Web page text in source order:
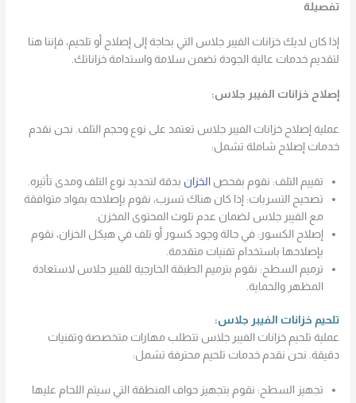
تفصيلة
إذا كان لديك خزانات الفيبر جلاس التي بحاجة إلى إصلاح أو تلحيم، فإننا هنا
لتقديم خدمات عالية الجودة تضمن سلامة واستدامة خزاناتك.
إصلاح خزانات الفيبر جلاس:
عملية إصلاح خزانات الفيبر جلاس تعتمد على نوع وحجم التلف. نحن نقدم
خدمات إصلاح شاملة تشمل:
تقييم التلف: نقوم بفحص الخزان بدقة لتحديد نوع التلف ومدى تأثيره.
تصحيح التسربات: إذا كان هناك تسرب، نقوم بإصلاحه بمواد متوافقة
مع الفيبر جلاس لضمان عدم تلوث المحتوى المخزن.
إصلاح الكسور: في حالة وجود كسور أو تلف في هيكل الخزان، نقوم
بإصلاحها باستخدام تقنيات متقدمة.
ترميم السطح: نقوم بترميم الطبقة الخارجية للفيبر جلاس لاستعادة
المظهر والحماية.
تلحيم خزانات الفيبر جلاس:
عملية تلحيم خزانات الفيبر جلاس تتطلب مهارات متخصصة وتقنيات
دقيقة. نحن نقدم خدمات تلحيم محترفة تشمل:
تجهيز السطح: نقوم بتجهيز حواف المنطقة التي سيتم اللحام عليها